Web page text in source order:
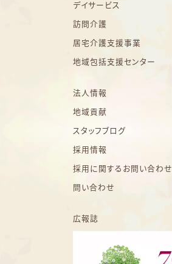
デイサービス
訪問介護
居宅介護支援事業
地域包括支援センター
法人情報
地域貢献
スタッフブログ
採用情報
採用に関するお問い合わせ
問い合わせ
広報誌